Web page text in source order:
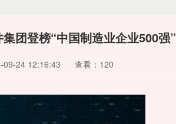
团登榜“中国制造业企业500强”
09-24 12:16:43 查看：120